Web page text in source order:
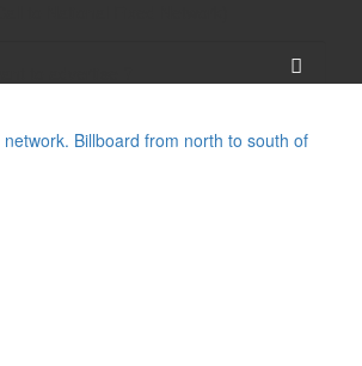
Billboard from north to south of